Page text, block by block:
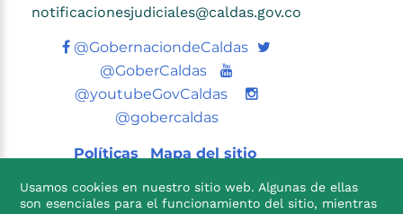
notificacionesjudiciales@caldas.gov.co
@GobernaciondeCaldas Twitter
@GoberCaldas
Youtube
@youtubeGovCaldas
@gobercaldas
Políticas Mapa del sitio
Usamos cookies en nuestro sitio web. Algunas de ellas
son esenciales para el funcionamiento del sitio, mientras